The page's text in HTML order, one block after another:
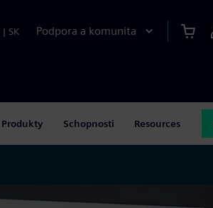
| SK Podpora a komunita
Produkty Schopnosti Resources